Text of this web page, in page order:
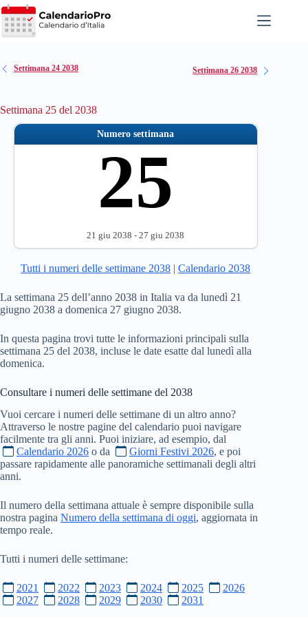
Salta
al
contenuto
Settimana 24 2038 Settimana 26 2038
Settimana 25 del 2038
Numero settimana
25
21 giu 2038 - 27 giu 2038
Tutti i numeri delle settimane 2038 |Calendario 2038
La settimana 25 dell’anno 2038 in Italia va da lunedì 21
giugno 2038 a domenica 27 giugno 2038.
In questa pagina trovi tutte le informazioni principali sulla
settimana 25 del 2038, incluse le date esatte dal lunedì alla
domenica.
Consultare i numeri delle settimane del 2038
Vuoi cercare i numeri delle settimane di un altro anno?
Attraverso le nostre pagine del calendario puoi navigare
facilmente tra gli anni. Puoi iniziare, ad esempio, dal
Calendario 2026 o da Giorni Festivi 2026, e poi
passare rapidamente alle panoramiche settimanali degli altri
anni.
Il numero della settimana attuale è sempre disponibile sulla
nostra pagina Numero della settimana di oggi, aggiornata in
tempo reale.
Tutti i numeri delle settimane:
2021 2022 2023 2024 2025
2026
2027
2028 2029 2030 2031